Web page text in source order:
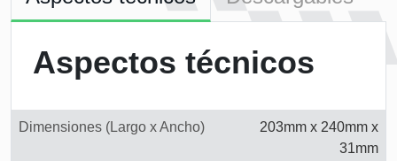
Aspectos técnicos
Dimensiones (Largo x Ancho)
203mm x 240mm x
31mm